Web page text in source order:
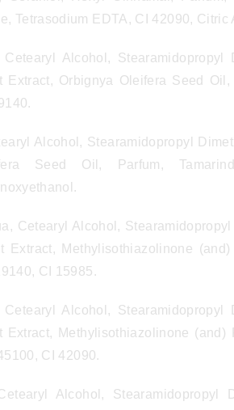
Tetrasodium EDTA, CI 42090, Citric
Cetearyl Alcohol, Stearamidopropyl
Extract, Orbignya Oleifera Seed
Alcohol, Stearamidopropyl
Seed Oil, Parfum,
Cetearyl Alcohol,
Extract, Methylisothiazolinone
CI 15985.
Cetearyl Alcohol, Stearamidopropyl
Extract, Methylisothiazolinone (and)
CI 42090.
Alcohol, Stearamidopropyl